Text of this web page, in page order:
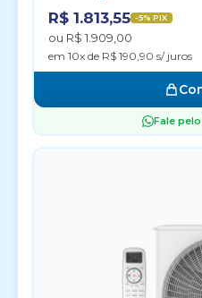
R$ 1.813,55 -5% PIX
ou R$ 1.909,00
em 10x de R$ 190,90 s/ juros
Fale